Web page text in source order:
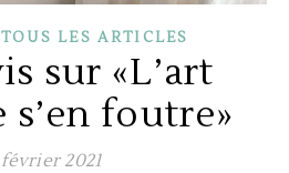
TOUS LES ARTICLES
sur «L’art
foutre»
février 2021